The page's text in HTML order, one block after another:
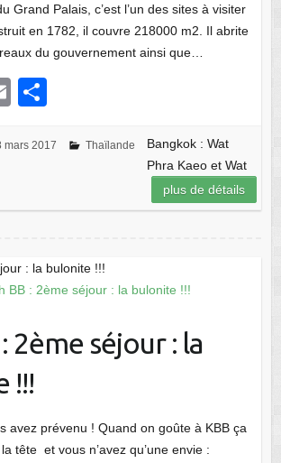
Grand Palais, c’est l’un des sites à visiter
en 1782, il couvre 218000 m2. Il abrite
du gouvernement ainsi que…
E
ail ta
er
mars 2017 Thaïlande
Bangkok : Wat
Phra Kaeo et Wat
plus de détails
: la bulonite !!!
2ème séjour : la
!!!
avez prévenu ! Quand on goûte à KBB ça
tête et vous n’avez qu’une envie :